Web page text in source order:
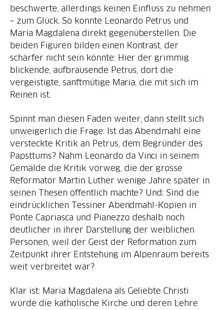
beschwerte, allerdings keinen Einfluss zu nehmen
– zum Glück. So konnte Leonardo Petrus und
Maria Magdalena direkt gegenüberstellen. Die
beiden Figuren bilden einen Kontrast, der
schärfer nicht sein könnte: Hier der grimmig
blickende, aufbrausende Petrus, dort die
vergeistigte, sanftmütige Maria, die mit sich im
Reinen ist.
Spinnt man diesen Faden weiter, dann stellt sich
unweigerlich die Frage: Ist das Abendmahl eine
versteckte Kritik an Petrus, dem Begründer des
Papsttums? Nahm Leonardo da Vinci in seinem
Gemälde die Kritik vorweg, die der grosse
Reformator Martin Luther wenige Jahre später in
seinen Thesen öffentlich machte? Und: Sind die
eindrücklichen Tessiner Abendmahl-Kopien in
Ponte Capriasca und Pianezzo deshalb noch
deutlicher in ihrer Darstellung der weiblichen
Personen, weil der Geist der Reformation zum
Zeitpunkt ihrer Entstehung im Alpenraum bereits
weit verbreitet war?
Klar ist: Maria Magdalena als Geliebte Christi
würde die katholische Kirche und deren Lehre